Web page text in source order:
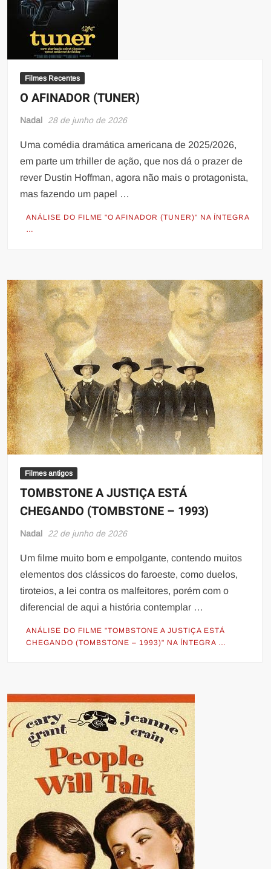
Filmes Recentes
O AFINADOR (TUNER)
Nadal 28 de junho de 2026
Uma comédia dramática americana de 2025/2026,
em parte um trhiller de ação, que nos dá o prazer de
rever Dustin Hoffman, agora não mais o protagonista,
mas fazendo um papel …
ANÁLISE DO FILME "O AFINADOR (TUNER)" NA ÍNTEGRA
…
Filmes antigos
TOMBSTONE A JUSTIÇA ESTÁ
CHEGANDO (TOMBSTONE – 1993)
Nadal 22 de junho de 2026
Um filme muito bom e empolgante, contendo muitos
elementos dos clássicos do faroeste, como duelos,
tiroteios, a lei contra os malfeitores, porém com o
diferencial de aqui a história contemplar …
ANÁLISE DO FILME "TOMBSTONE A JUSTIÇA ESTÁ
CHEGANDO (TOMBSTONE – 1993)" NA ÍNTEGRA …